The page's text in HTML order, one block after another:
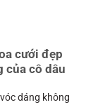
cưới đẹp
của cô dâu
dáng không